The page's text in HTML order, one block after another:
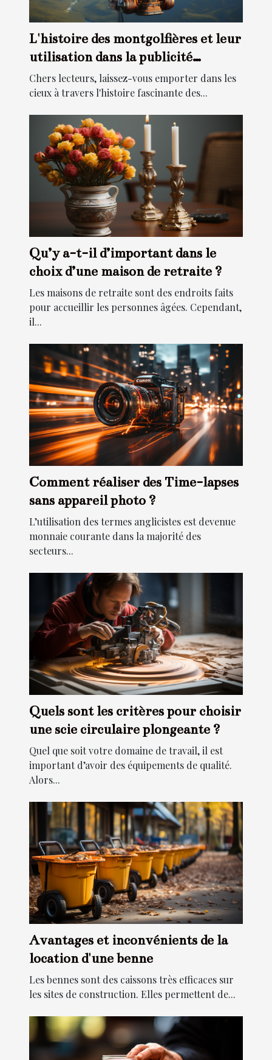
L'histoire des montgolfières et leur
utilisation dans la publicité
moderne
Chers lecteurs, laissez-vous emporter dans les
cieux à travers l'histoire fascinante des...
Qu’y a-t-il d’important dans le
choix d’une maison de retraite ?
Les maisons de retraite sont des endroits faits
pour accueillir les personnes âgées. Cependant,
il...
Comment réaliser des Time-lapses
sans appareil photo ?
L’utilisation des termes anglicistes est devenue
monnaie courante dans la majorité des
secteurs...
Quels sont les critères pour choisir
une scie circulaire plongeante ?
Quel que soit votre domaine de travail, il est
important d’avoir des équipements de qualité.
Alors...
Avantages et inconvénients de la
location d'une benne
Les bennes sont des caissons très efficaces sur
les sites de construction. Elles permettent de...